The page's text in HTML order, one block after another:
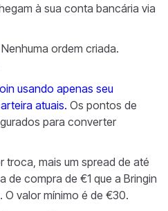
à sua conta bancária via
ordem criada.
usando apenas seu
atuais. Os pontos de
para converter
troca, mais um spread de até
de compra de €1 que a Bringin
O valor mínimo é de €30.